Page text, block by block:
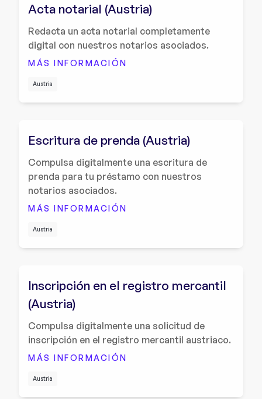
Austria
Acta notarial (Austria)
Redacta un acta notarial completamente
digital con nuestros notarios asociados.
MÁS INFORMACIÓN
Austria
Escritura de prenda (Austria)
Compulsa digitalmente una escritura de
prenda para tu préstamo con nuestros
notarios asociados.
MÁS INFORMACIÓN
Austria
Inscripción en el registro mercantil
(Austria)
Compulsa digitalmente una solicitud de
inscripción en el registro mercantil austriaco.
MÁS INFORMACIÓN